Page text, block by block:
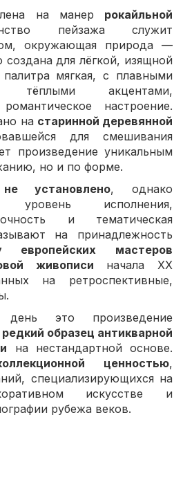
на манер рокайльной
пейзажа служит
окружающая природа —
создана для лёгкой, изящной
палитра мягкая, с плавными
акцентами,
настроение.
на старинной деревянной
для смешивания
произведение уникальным
но и по форме.
не установлено, однако
уровень исполнения,
и тематическая
на принадлежность
европейских мастеров
живописи начала XX
на ретроспективные,
это произведение
редкий образец антикварной
на нестандартной основе.
ценностью,
специализирующихся на
искусстве и
рубежа веков.